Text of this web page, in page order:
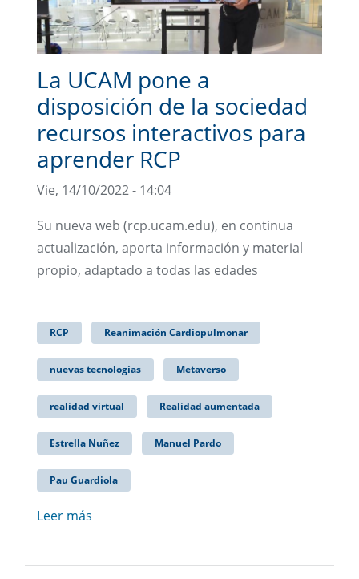
La UCAM pone a
disposición de la sociedad
recursos interactivos para
aprender RCP
Vie, 14/10/2022 - 14:04
Su nueva web (rcp.ucam.edu), en continua
actualización, aporta información y material
propio, adaptado a todas las edades
RCP Reanimación Cardiopulmonar
nuevas tecnologías Metaverso
realidad virtual Realidad aumentada
Estrella Nuñez Manuel Pardo
Pau Guardiola
Leer más